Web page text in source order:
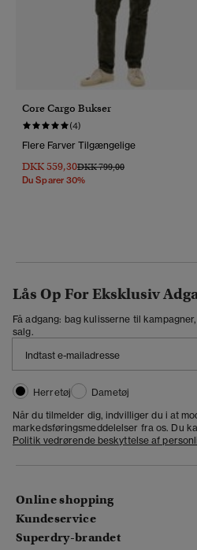
Core Cargo Bukser
(4)
Flere Farver Tilgængelige
DKK 559,30Pris Nedsat Fra
DKK 799,00Til
Du Sparer 30%
Lås Op For Eksklusiv
Få adgang: bag kulisserne til
salg.
Herretøj
Dametøj
Når du tilmelder dig, indvilliger du i at
markedsføringsmeddelelser fra os. Du
Politik vedrørende beskyttelse af
Online shopping
Kundeservice
Superdry-brandet